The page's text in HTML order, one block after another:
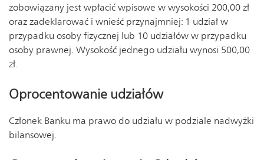
zobowiązany jest wpłacić wpisowe w wysokości 200,00 zł
oraz zadeklarować i wnieść przynajmniej: 1 udział w
przypadku osoby fizycznej lub 10 udziałów w przypadku
osoby prawnej. Wysokość jednego udziału wynosi 500,00
zł.
Oprocentowanie udziałów
Członek Banku ma prawo do udziału w podziale nadwyżki
bilansowej.